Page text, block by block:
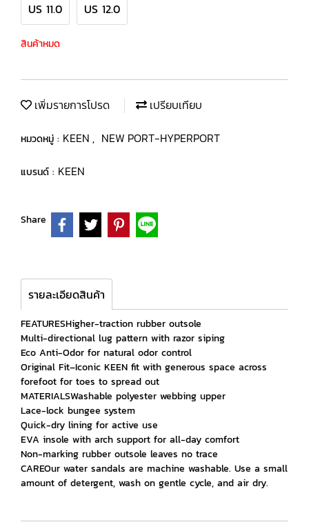
US 11.0 US 12.0
สินค้าหมด
เพิ่มรายการโปรด เปรียบเทียบ
หมวดหมู่ : KEEN , NEW PORT-HYPERPORT
แบรนด์ : KEEN
Share
รายละเอียดสินค้า
FEATURESHigher-traction rubber outsole
Multi-directional lug pattern with razor siping
Eco Anti-Odor for natural odor control
Original Fit–Iconic KEEN fit with generous space across
forefoot for toes to spread out
MATERIALSWashable polyester webbing upper
Lace-lock bungee system
Quick-dry lining for active use
EVA insole with arch support for all-day comfort
Non-marking rubber outsole leaves no trace
CAREOur water sandals are machine washable. Use a small
amount of detergent, wash on gentle cycle, and air dry.